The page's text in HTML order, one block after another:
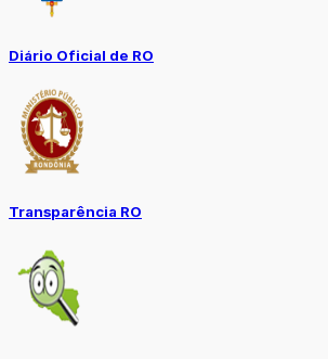
Diário Oficial de RO
Transparência RO